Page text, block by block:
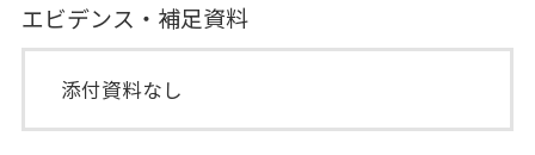
エビデンス・補足資料
添付資料なし